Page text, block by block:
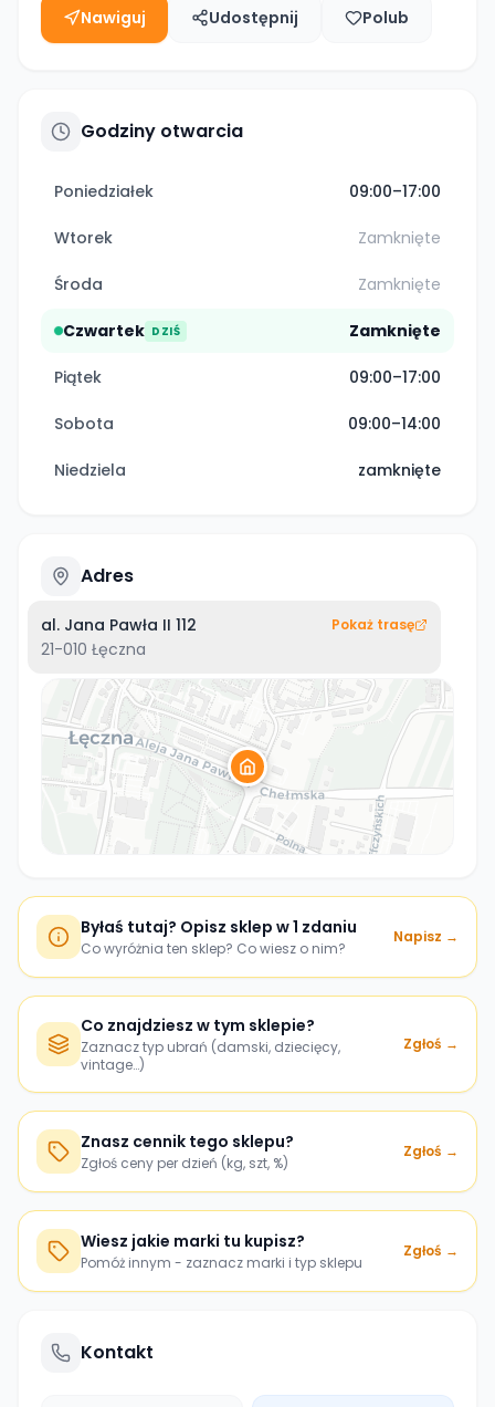
Nawiguj Udostępnij Polub
Godziny otwarcia
Poniedziałek 09:00–17:00
Wtorek Zamknięte
Środa Zamknięte
Czwartek DZIŚ Zamknięte
Piątek 09:00–17:00
Sobota 09:00–14:00
Niedziela zamknięte
Adres
al. Jana Pawła II 112
21-010 Łęczna
Pokaż trasę
Byłaś tutaj? Opisz sklep w 1 zdaniu
Co wyróżnia ten sklep? Co wiesz o nim?
Napisz →
Co znajdziesz w tym sklepie?
Zaznacz typ ubrań (damski, dziecięcy,
vintage…)
Zgłoś →
Znasz cennik tego sklepu?
Zgłoś ceny per dzień (kg, szt, %)
Zgłoś →
Wiesz jakie marki tu kupisz?
Pomóż innym - zaznacz marki i typ sklepu
Zgłoś →
Kontakt